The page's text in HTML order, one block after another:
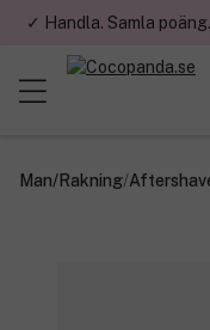
✓ Handla. Samla
Man/Rakning/